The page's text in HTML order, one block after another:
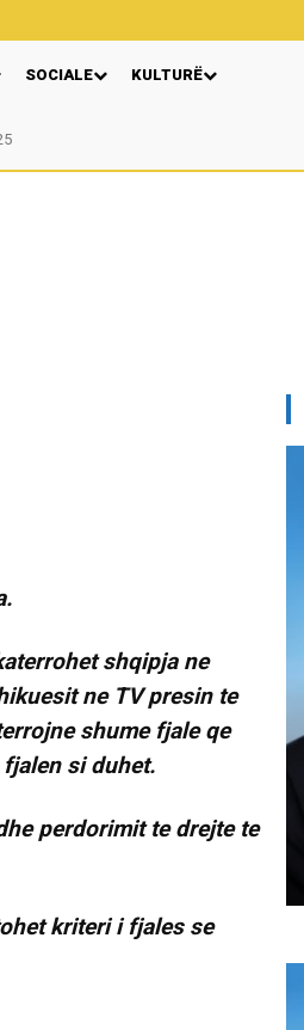
SOCIALE KULTURË
shqipja ne
ne TV presin te
shume fjale qe
si duhet.
perdorimit te drejte te
kriteri i fjales se